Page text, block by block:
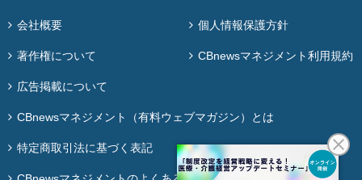
会社概要 個人情報保護方針
著作権について CBnewsマネジメント利用規約
広告掲載について
CBnewsマネジメント（有料ウェブマガジン）とは
特定商取引法に基づく表記